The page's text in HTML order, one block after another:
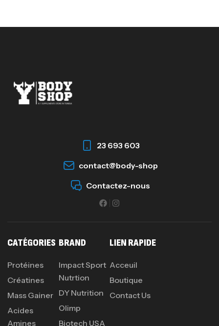
23 693 603
contact@body-shop
Contactez-nous
CATÉGORIES
Protéines
Créatines
Mass Gainer
Acides
Amines
BRAND
Impact Sport
Nutrtion
DY Nutrition
Olimp
Biotech USA
LIEN RAPIDE
Acceuil
Boutique
Contact Us